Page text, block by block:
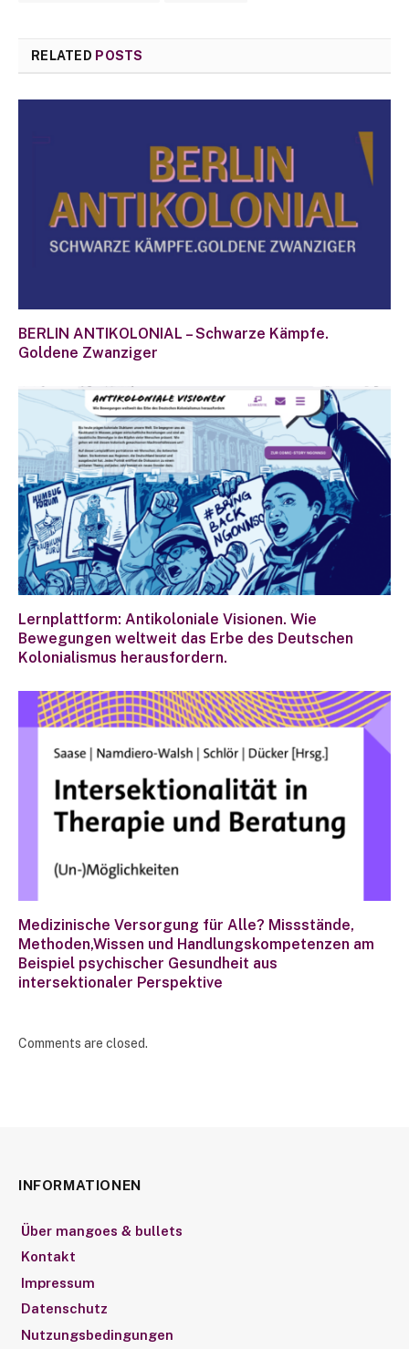
RELATED POSTS
BERLIN ANTIKOLONIAL – Schwarze Kämpfe.
Goldene Zwanziger
Lernplattform: Antikoloniale Visionen. Wie
Bewegungen weltweit das Erbe des Deutschen
Kolonialismus herausfordern.
Medizinische Versorgung für Alle? Missstände,
Methoden,Wissen und Handlungskompetenzen am
Beispiel psychischer Gesundheit aus
intersektionaler Perspektive
Comments are closed.
INFORMATIONEN
Über mangoes & bullets
Kontakt
Impressum
Datenschutz
Nutzungsbedingungen